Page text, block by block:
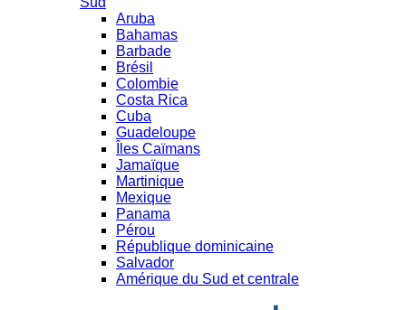
Aruba
Bahamas
Barbade
Brésil
Colombie
Costa Rica
Cuba
Guadeloupe
Îles Caïmans
Jamaïque
Martinique
Mexique
Panama
Pérou
République dominicaine
Salvador
Amérique du Sud et centrale